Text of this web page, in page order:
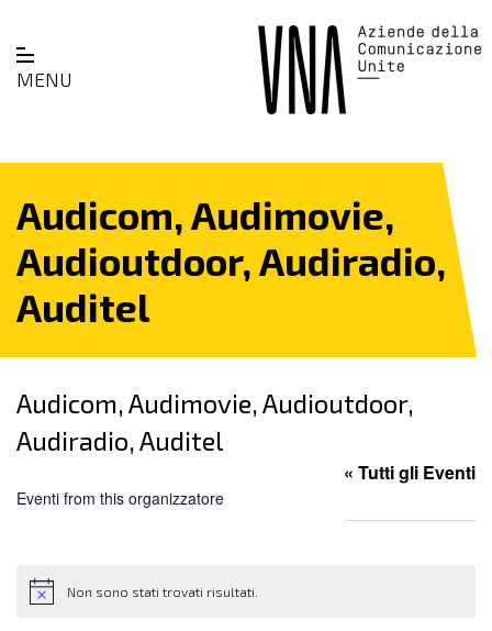
MENU
Audicom, Audimovie,
Audioutdoor, Audiradio,
Auditel
Audicom, Audimovie, Audioutdoor,
Audiradio, Auditel
« Tutti gli Eventi
Eventi from this organizzatore
Notice Non sono stati trovati risultati.